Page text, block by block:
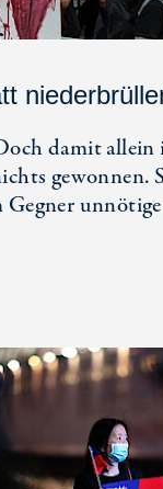
damit
gewonnen.
Gegner